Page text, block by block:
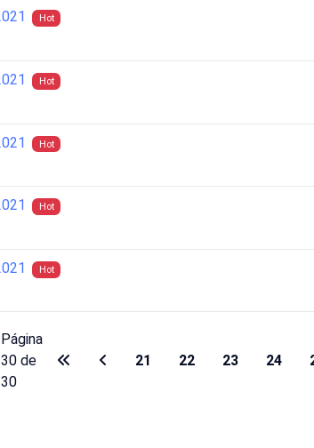
Hot
Hot
Hot
Hot
Hot
Página
30 de
30
21 22 23 24